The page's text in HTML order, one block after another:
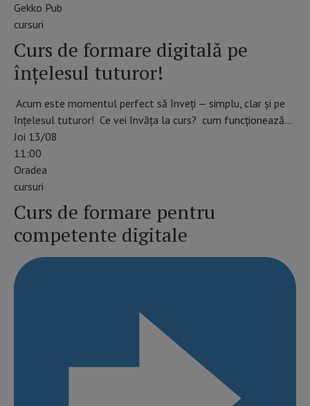
Gekko Pub
cursuri
Curs de formare digitală pe
înțelesul tuturor!
Acum este momentul perfect să înveți — simplu, clar și pe
înțelesul tuturor! Ce vei învăța la curs? cum funcționează…
Joi 13/08
11:00
Oradea
cursuri
Curs de formare pentru
competente digitale